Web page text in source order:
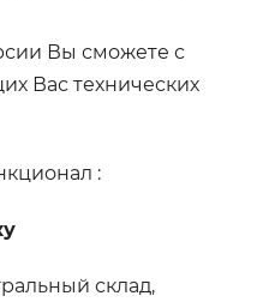
Вы сможете с
Вас технических
:
склад,